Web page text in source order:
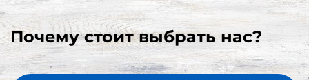
Почему стоит выбрать нас?